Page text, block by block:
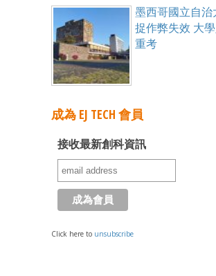
墨西哥國立自治
捉作弊失效 大
重考
成為 EJ TECH 會員
接收最新創科資訊
Click here to unsubscribe